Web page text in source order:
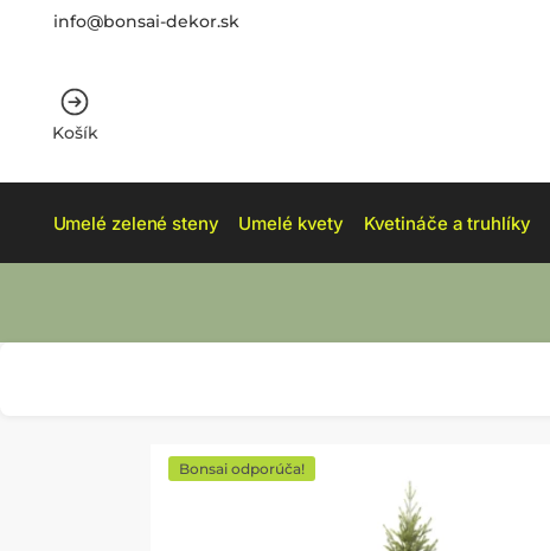
info@bonsai-dekor.sk
Košík
Umelé zelené steny Umelé kvety Kvetináče a truhlíky
Bonsai odporúča!